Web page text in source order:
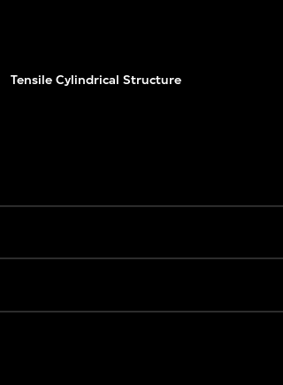
Tensile Cylindrical Structure